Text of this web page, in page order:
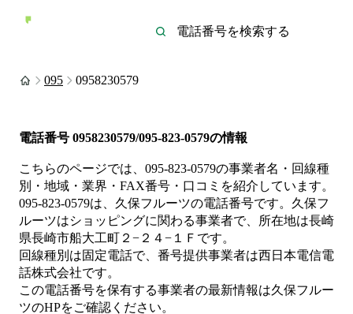
095 0958230579
電話番号 0958230579/095-823-0579の情報
こちらのページでは、 095-823-0579の事業者名・回線種
別・地域・業界・FAX番号・口コミを紹介しています。
095-823-0579は、 久保フルーツの電話番号です。 久保フ
ルーツはショッピングに関わる事業者で、所在地は長崎
県長崎市船大工町２−２４−１Ｆ です。
回線種別は固定電話で、番号提供事業者は西日本電信電
話株式会社です。
この電話番号を保有する事業者の最新情報は久保フルー
ツのHPをご確認ください。